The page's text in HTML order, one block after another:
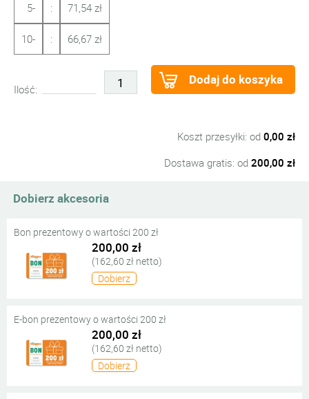
5- : 71,54 zł
10- : 66,67 zł
Ilość:
Dodaj do koszyka
Koszt przesyłki: od 0,00 zł
Dostawa gratis: od 200,00 zł
Dobierz akcesoria
Bon prezentowy o wartości 200 zł
200,00 zł
(162,60 zł netto)
Dobierz
E-bon prezentowy o wartości 200 zł
200,00 zł
(162,60 zł netto)
Dobierz